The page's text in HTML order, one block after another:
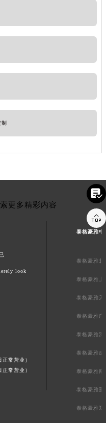
更多精彩内容
look
常营业）
常营业）
泰格豪雅中
泰格豪雅北
泰格豪雅上
泰格豪雅天
泰格豪雅广
泰格豪雅深
泰格豪雅成
泰格豪雅南
泰格豪雅重
泰格豪雅郑

